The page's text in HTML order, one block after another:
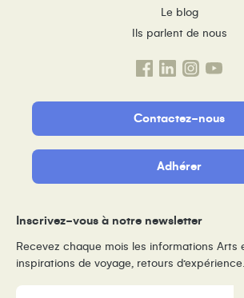
Le blog
Ils parlent de nous
Contactez-nous
Adhérer
Inscrivez-vous à notre newsletter
Recevez chaque mois les informations Arts
inspirations de voyage, retours
E-